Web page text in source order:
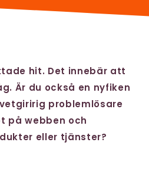
hit. Det innebär att
Är du också en nyfiken
problemlösare
på webben och
eller tjänster?